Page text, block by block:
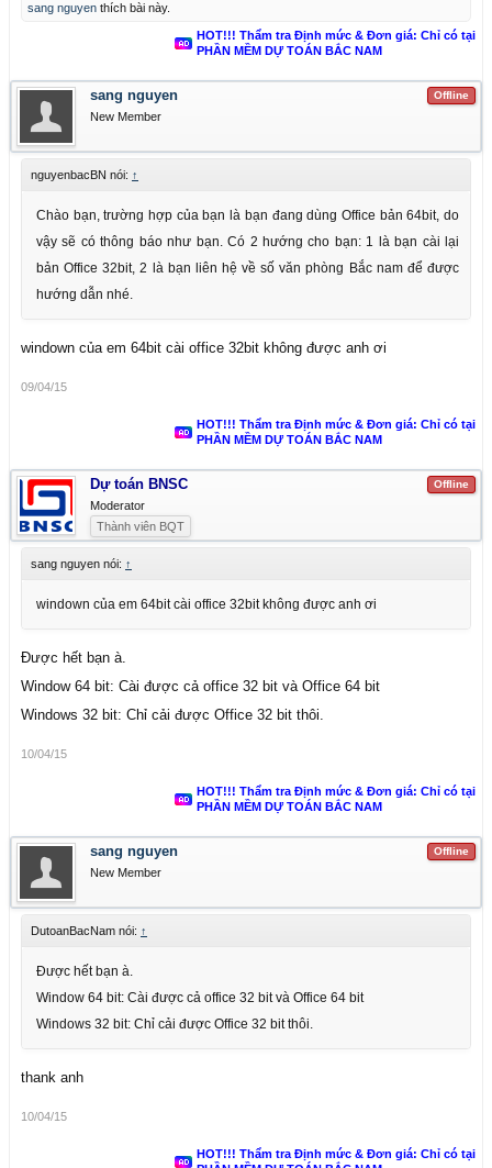
sang nguyen thích bài này.
HOT!!! Thẩm tra Định mức & Đơn giá: Chỉ có tại
PHẦN MỀM DỰ TOÁN BẮC NAM
Offline
sang nguyen
New Member
nguyenbacBN nói: ↑
Chào bạn, trường hợp của bạn là bạn đang dùng Office bản 64bit, do
vậy sẽ có thông báo như bạn. Có 2 hướng cho bạn: 1 là bạn cài lại
bản Office 32bit, 2 là bạn liên hệ về số văn phòng Bắc nam để được
hướng dẫn nhé.
windown của em 64bit cài office 32bit không được anh ơi
09/04/15
HOT!!! Thẩm tra Định mức & Đơn giá: Chỉ có tại
PHẦN MỀM DỰ TOÁN BẮC NAM
Offline
Dự toán BNSC
Moderator
Thành viên BQT
sang nguyen nói: ↑
windown của em 64bit cài office 32bit không được anh ơi
Được hết bạn à.
Window 64 bit: Cài được cả office 32 bit và Office 64 bit
Windows 32 bit: Chỉ cải được Office 32 bit thôi.
10/04/15
HOT!!! Thẩm tra Định mức & Đơn giá: Chỉ có tại
PHẦN MỀM DỰ TOÁN BẮC NAM
Offline
sang nguyen
New Member
DutoanBacNam nói: ↑
Được hết bạn à.
Window 64 bit: Cài được cả office 32 bit và Office 64 bit
Windows 32 bit: Chỉ cải được Office 32 bit thôi.
thank anh
10/04/15
HOT!!! Thẩm tra Định mức & Đơn giá: Chỉ có tại